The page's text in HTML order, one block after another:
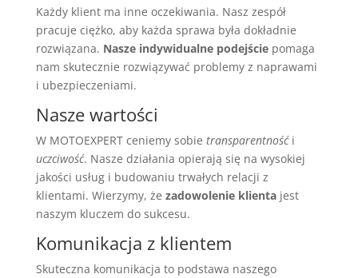
Każdy klient ma inne oczekiwania. Nasz zespół
pracuje ciężko, aby każda sprawa była dokładnie
rozwiązana. Nasze indywidualne podejściepomaga
nam skutecznie rozwiązywać problemy z naprawami
i ubezpieczeniami.
Nasze wartości
W MOTOEXPERT ceniemy sobie transparentnośći
uczciwość. Nasze działania opierają się na wysokiej
jakości usług i budowaniu trwałych relacji z
klientami. Wierzymy, że zadowolenie klientajest
naszym kluczem do sukcesu.
Komunikacja z klientem
Skuteczna komunikacja to podstawa naszego